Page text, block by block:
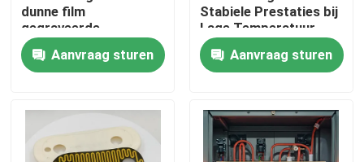
Producten
Video's
dunne film
gegraveerde
folieverwarming voor
schoonheidsapparatuur
Aanvraag sturen
Stabiele Prestaties bij
Lage Temperatuur
Aanvraag sturen